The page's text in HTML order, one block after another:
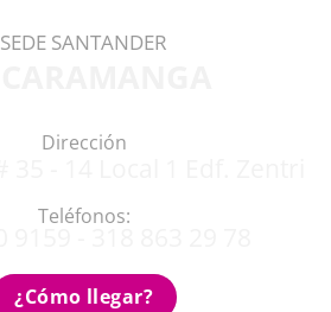
SEDE SANTANDER
Dirección
Teléfonos:
¿Cómo llegar?